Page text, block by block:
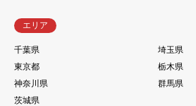
エリア
千葉県
埼玉県
東京都
栃木県
神奈川県
群馬県
茨城県